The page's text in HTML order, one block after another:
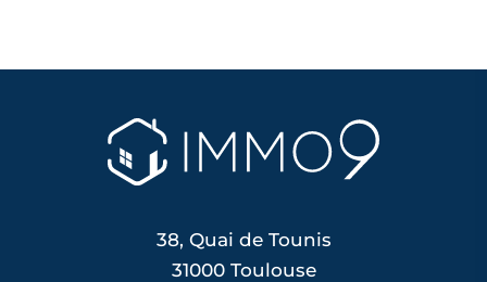
Programmes neufs Labège (1)
Programmes neufs Mondonville (1)
Programmes neufs Montrabé (1)
Programmes neufs Pechbusque (1)
Programmes neufs Pin-Balma (1)
38, Quai de Tounis
31000 Toulouse